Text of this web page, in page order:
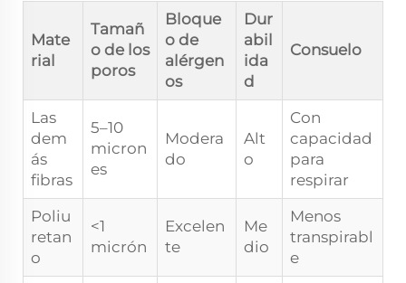
Mate
rial
Tamañ
o de los
poros
Bloque
o de
alérgen
os
Dur
abil
ida
d
Consuelo
Las
dem
ás
fibras
5–10
micron
es
Modera
do
Alt
o
Con
capacidad
para
respirar
Poliu
retan
o
<1
micrón
Excelen
te
Me
dio
Menos
transpirabl
e